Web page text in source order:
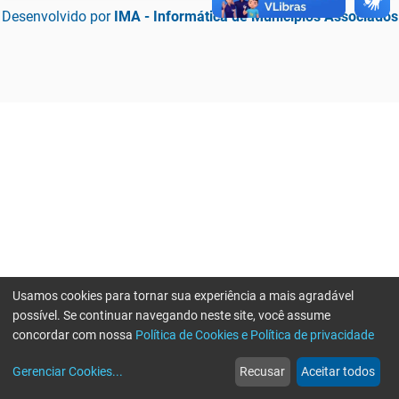
Desenvolvido por IMA - Informática de Municípios Associados
web
Notícias
more_horiz
Mais
Usamos cookies para tornar sua experiência a mais agradável
possível. Se continuar navegando neste site, você assume
concordar com nossa Política de Cookies e Política de privacidade
Gerenciar Cookies... Recusar Aceitar todos
Erro ao enviar informações, por favor tente novamente